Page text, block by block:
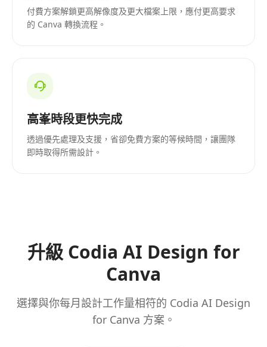
付費方案解鎖更高解像度及更大檔案上限，應付更高要求
的 Canva 轉換流程。
高峯時段更快完成
透過優先處理及支援，省卻免費方案的等候時間，讓團隊
即時取得所需設計。
升級 Codia AI Design for
Canva
選擇與你每月設計工作量相符的 Codia AI Design
for Canva 方案。